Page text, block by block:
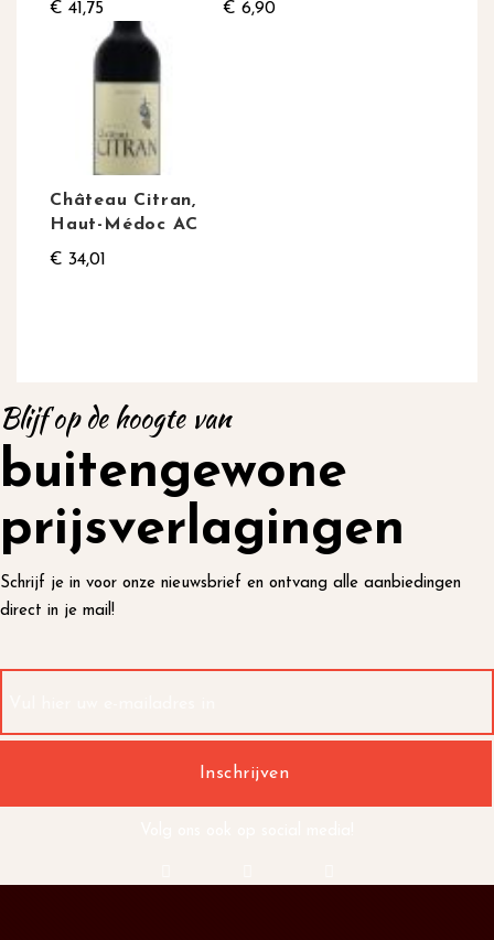
€ 41,75 € 6,90
Château Citran,
Haut-Médoc AC
€ 34,01
Blijf op de hoogte van
buitengewone
prijsverlagingen
Schrijf je in voor onze nieuwsbrief en ontvang alle aanbiedingen
direct in je mail!